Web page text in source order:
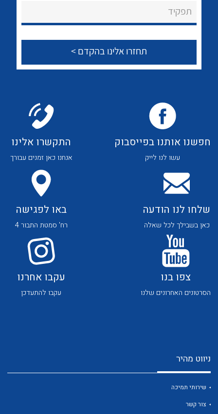
צור קשר
לכל מוצרי היצרן לכל מוצרי היצרן
תפקיד
חפשנו אותנו בפייסבוק
עשו לנו לייק
התקשרו אלינו
אנחנו כאן זמנים עבורך
שלחו לנו הודעה
כאן בשבילך לכל שאלה
באו לפגישה
רח' סמטת התבור 4
צפו בנו
הסרטונים האחרונים שלנו
עקבו אחרנו
עקבו להתעדכן
ניווט מהיר
שירותי תמיכה
צור קשר